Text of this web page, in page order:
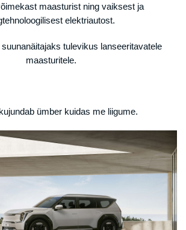
maasturist ning vaiksest ja
elektriautost.
tulevikus lanseeritavatele
maasturitele.
ümber kuidas me liigume.